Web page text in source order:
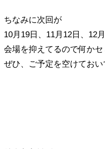
ちなみに次回が
10月19日、11月12日、12月
会場を抑えてるので何かセ
ぜひ、ご予定を空けておい